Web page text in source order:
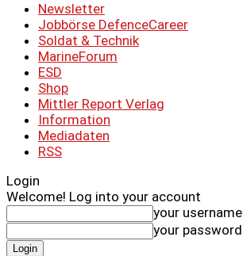
Newsletter
Jobbörse DefenceCareer
Soldat & Technik
MarineForum
ESD
Shop
Mittler Report Verlag
Information
Mediadaten
RSS
Login
Welcome! Log into your account
your username
your password